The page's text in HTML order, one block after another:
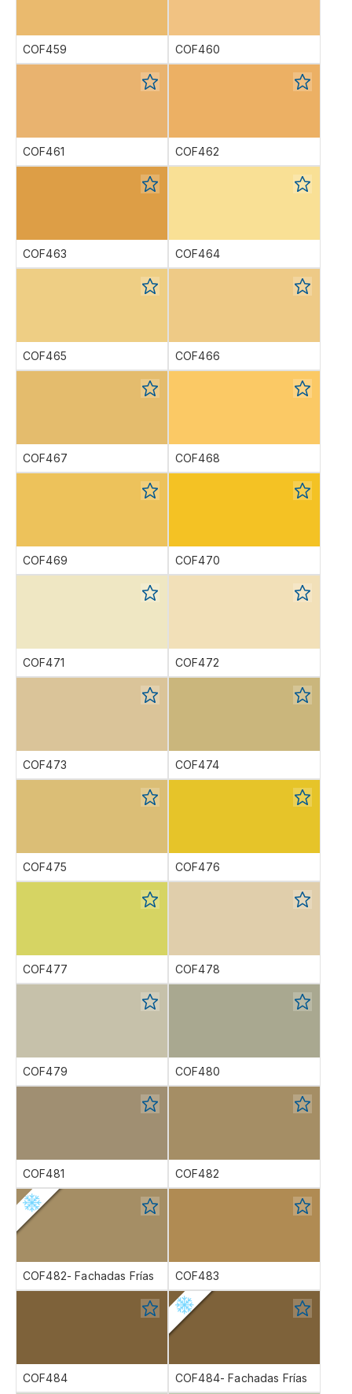
COF459 COF460
COF461 COF462
COF463 COF464
COF465 COF466
COF467 COF468
COF469 COF470
COF471 COF472
COF473 COF474
COF475 COF476
COF477 COF478
COF479 COF480
COF481 COF482
COF482- Fachadas Frías COF483
COF484 COF484- Fachadas Frías